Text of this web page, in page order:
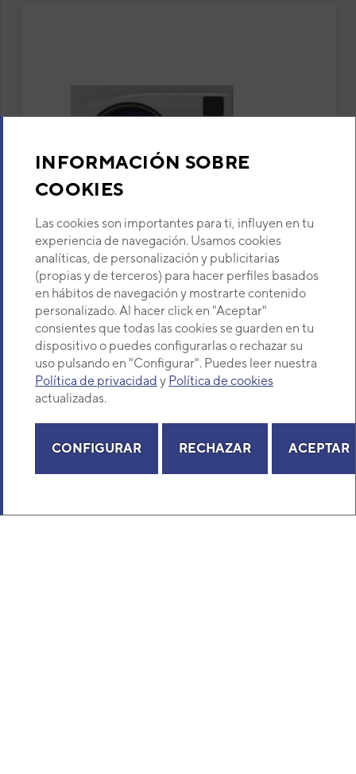
INFORMACIÓN SOBRE
COOKIES
Las cookies son importantes para ti, influyen en tu
experiencia de navegación. Usamos cookies
analíticas, de personalización y publicitarias
(propias y de terceros) para hacer perfiles basados
en hábitos de navegación y mostrarte contenido
personalizado. Al hacer click en "Aceptar"
consientes que todas las cookies se guarden en tu
dispositivo o puedes configurarlas o rechazar su
uso pulsando en "Configurar". Puedes leer nuestra
Política de privacidad y Política de cookies
actualizadas.
CONFIGURAR RECHAZAR ACEPTAR
Bomba de calor para piscinas Daitsu
Coral II SWD 80 K
SERIE CORAL II
Modelo: SWD 80 K
Código: 3IDA45515